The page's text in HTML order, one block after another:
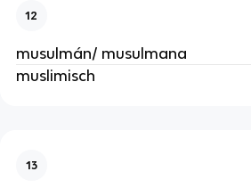
12
musulmán/ musulmana
muslimisch
13